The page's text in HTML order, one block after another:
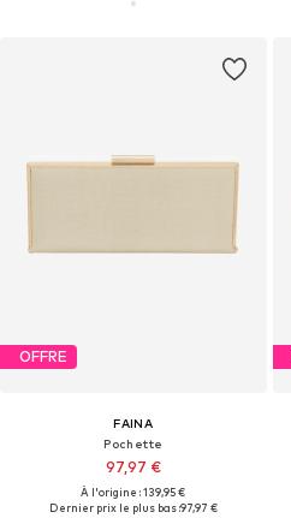
OFFRE
FAINA
Pochette
97,97 €
À l'origine : 139,95 €
Dernier prix le plus bas :97,97 €